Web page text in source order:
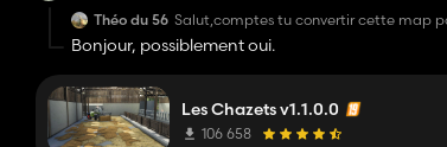
Théo du 56
Salut,comptes tu convertir cette
Bonjour, possiblement oui.
Les Chazets v1.1.0.0
106 658